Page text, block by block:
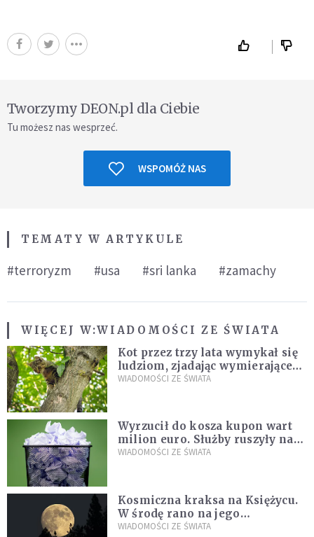
Tworzymy DEON.pl dla Ciebie
Tu możesz nas wesprzeć.
WSPOMÓŻ NAS
TEMATY W ARTYKULE
#terroryzm #usa #sri lanka #zamachy
WIĘCEJ W:WIADOMOŚCI ZE ŚWIATA
Kot przez trzy lata wymykał się
ludziom, zjadając wymierające
kaczki. W końcu popełnił
WIADOMOŚCI ZE ŚWIATA
Wyrzucił do kosza kupon wart
milion euro. Służby ruszyły na
poszukiwania
WIADOMOŚCI ZE ŚWIATA
Kosmiczna kraksa na Księżycu.
W środę rano na jego
powierzchni dojdzie do
WIADOMOŚCI ZE ŚWIATA